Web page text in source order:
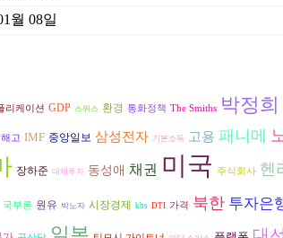
월 08일
리케이션 GDP 스위스 환경 통화정책 The Smiths 박정희
해고 IMF 중앙일보 삼성전자 기본소득 고용 패니메
장하준 대체투자 동성애 채권 미국 주식회사 헨
국부론 원유 박노자 시장경제 kbs DTI 가격 북한 투자은